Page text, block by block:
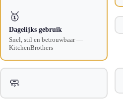
🥇
Dagelijks gebruik
Snel, stil en betrouwbaar —
KitchenBrothers
🧼